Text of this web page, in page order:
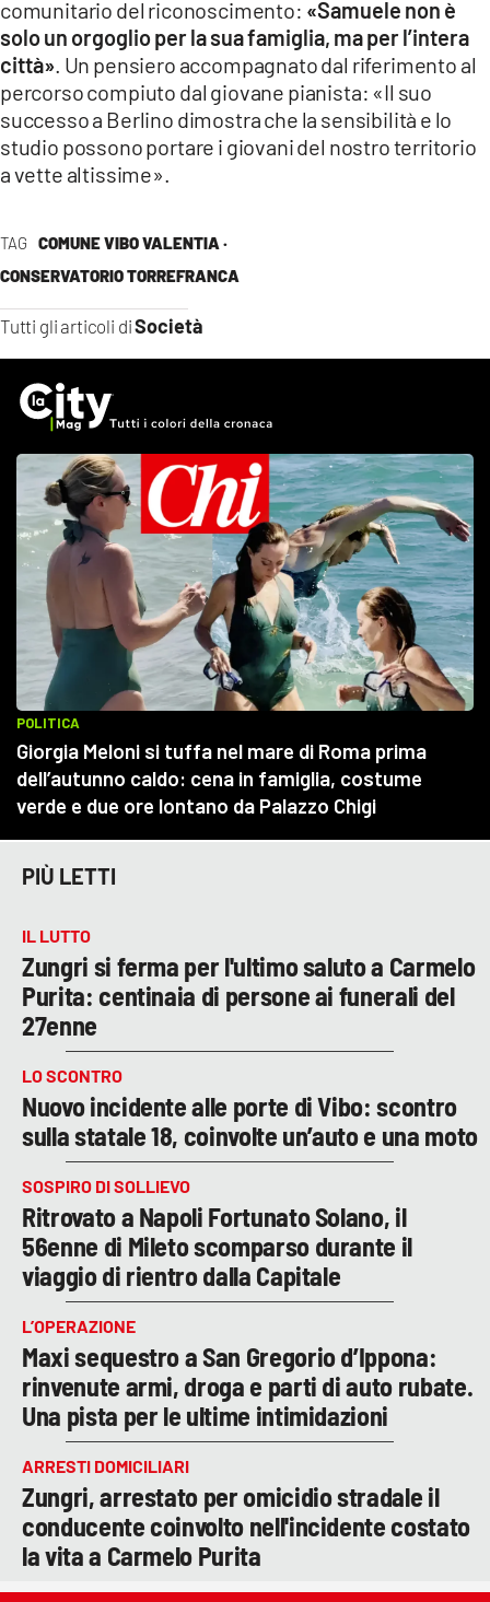
TAG
COMUNE VIBO VALENTIA ·
CONSERVATORIO TORREFRANCA
Tutti gli articoli diSocietà
comunitario del riconoscimento: «Samuele non è
solo un orgoglio per la sua famiglia, ma per l’intera
città» . Un pensiero accompagnato dal riferimento al
percorso compiuto dal giovane pianista: «Il suo
successo a Berlino dimostra che la sensibilità e lo
studio possono portare i giovani del nostro territorio
a vette altissime».
PIÙ LETTI
IL LUTTO
Zungri si ferma per l'ultimo saluto a Carmelo
Purita: centinaia di persone ai funerali del
27enne
LO SCONTRO
Nuovo incidente alle porte di Vibo: scontro
sulla statale 18, coinvolte un’auto e una moto
SOSPIRO DI SOLLIEVO
Ritrovato a Napoli Fortunato Solano, il
56enne di Mileto scomparso durante il
viaggio di rientro dalla Capitale
L’OPERAZIONE
Maxi sequestro a San Gregorio d’Ippona:
rinvenute armi, droga e parti di auto rubate.
Una pista per le ultime intimidazioni
ARRESTI DOMICILIARI
Zungri, arrestato per omicidio stradale il
conducente coinvolto nell'incidente costato
la vita a Carmelo Purita